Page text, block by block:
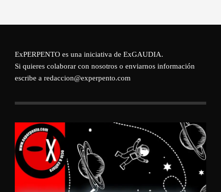
ExPERPENTO es una iniciativa de ExGAUDIA.
Si quieres colaborar con nosotros o enviarnos información
escribe a redaccion@experpento.com